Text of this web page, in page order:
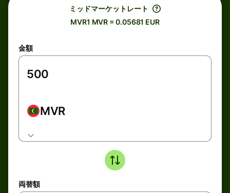
ミッドマーケットレート
MVR1 MVR = 0.05681 EUR
金額
MVR
両替額